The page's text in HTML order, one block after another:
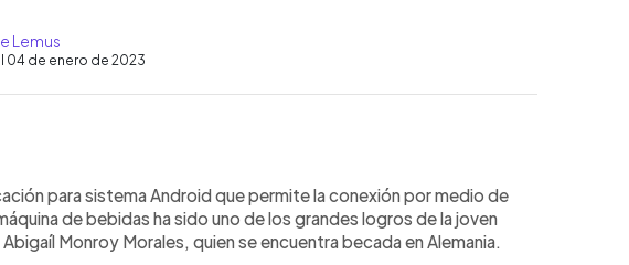
Lemus
04 de enero de 2023
artículo
para sistema Android que permite la conexión por medio de
de bebidas ha sido uno de los grandes logros de la joven
Monroy Morales, quien se encuentra becada en Alemania.